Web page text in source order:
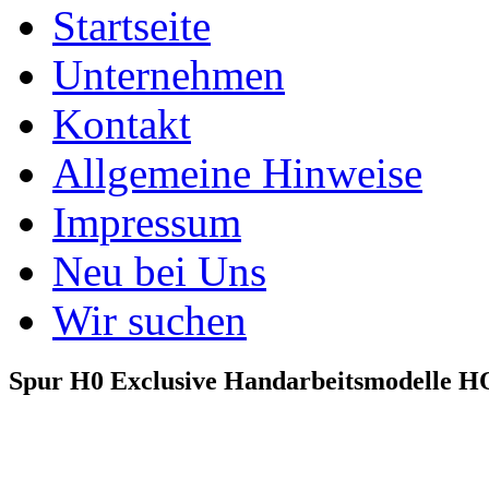
Startseite
Unternehmen
Kontakt
Allgemeine Hinweise
Impressum
Neu bei Uns
Wir suchen
Spur H0 Exclusive Handarbeitsmodelle